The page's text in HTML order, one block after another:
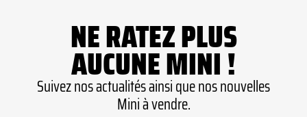
NE RATEZ PLUS
AUCUNE MINI !
Suivez nos actualités ainsi que nos nouvelles
Mini à vendre.